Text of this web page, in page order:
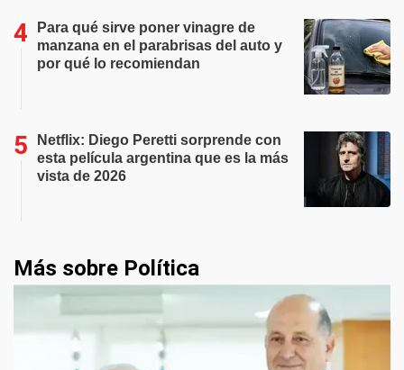
Para qué sirve poner vinagre de
manzana en el parabrisas del auto y
por qué lo recomiendan
Netflix: Diego Peretti sorprende con
esta película argentina que es la más
vista de 2026
Más sobre Política